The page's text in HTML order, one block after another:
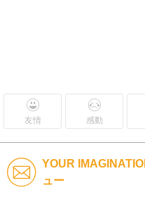
友情 感動
YOUR
ュー